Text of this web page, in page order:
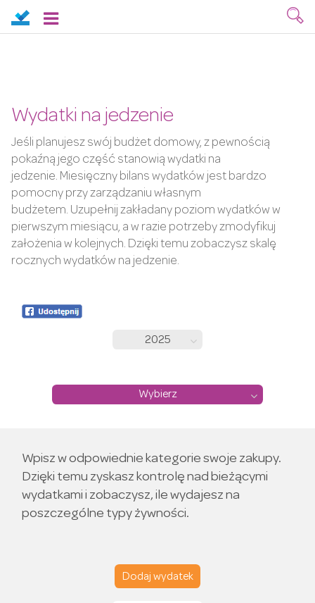
Wydatki na jedzenie
Jeśli planujesz swój budżet domowy, z pewnością
pokaźną jego część stanowią wydatki na
jedzenie. Miesięczny bilans wydatków jest bardzo
pomocny przy zarządzaniu własnym
budżetem. Uzupełnij zakładany poziom wydatków w
pierwszym miesiącu, a w razie potrzeby zmodyfikuj
założenia w kolejnych. Dzięki temu zobaczysz skalę
rocznych wydatków na jedzenie.
2025
Wybierz
Wpisz w odpowiednie kategorie swoje zakupy.
Dzięki temu zyskasz kontrolę nad bieżącymi
wydatkami i zobaczysz, ile wydajesz na
poszczególne typy żywności.
Dodaj wydatek